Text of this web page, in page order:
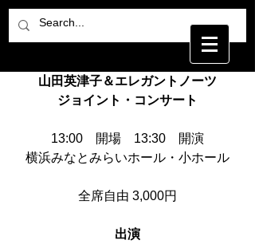
山田英津子＆エレガントノーツ
ジョイント・コンサート
13:00　開場　13:30　開演
横浜みなとみらいホール・小ホール
全席自由 3,000円
出演